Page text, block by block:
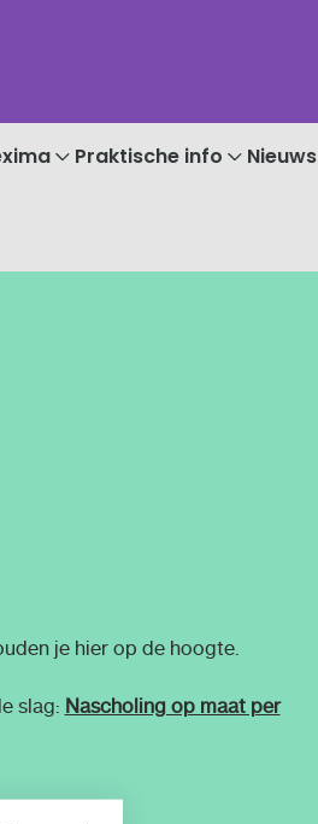
Praktische info Nieuws
je hier op de hoogte.
slag: Nascholing op maat per